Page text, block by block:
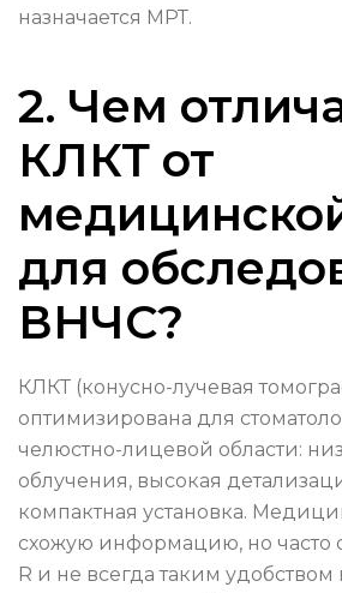
назначается МРТ.
2. Чем
КЛКТ от
для
ВНЧС?
КЛКТ (конусно-лучевая
оптимизирована для
челюстно-лицевой области:
облучения, высокая
компактная установка.
схожую информацию, но часто
R и не всегда таким